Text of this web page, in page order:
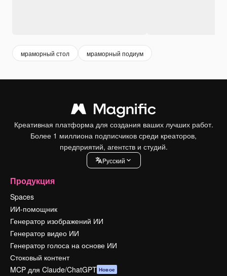
мраморный стол мраморный подиум
Креативная платформа для создания ваших лучших работ.
Более 1 миллиона подписчиков среди креаторов,
предприятий, агентств и студий.
Pусский
Продукция
Spaces
ИИ-помощник
Генератор изображений ИИ
Генератор видео ИИ
Генератор голоса на основе ИИ
Стоковый контент
MCP для Claude/ChatGPT Новое